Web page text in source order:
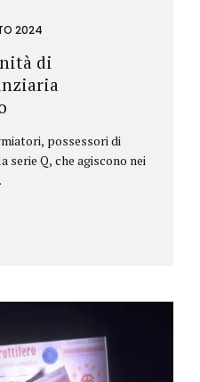
2024
di
possessori di
Q, che agiscono nei